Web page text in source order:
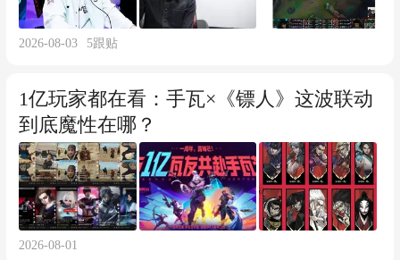
2026-08-03 5跟贴
1亿玩家都在看：手瓦×《镖人》这波联动
到底魔性在哪？
2026-08-01